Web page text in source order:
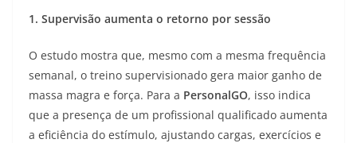
1. Supervisão aumenta o retorno por sessão
O estudo mostra que, mesmo com a mesma frequência
semanal, o treino supervisionado gera maior ganho de
massa magra e força. Para a PersonalGO, isso indica
que a presença de um profissional qualificado aumenta
a eficiência do estímulo, ajustando cargas, exercícios e